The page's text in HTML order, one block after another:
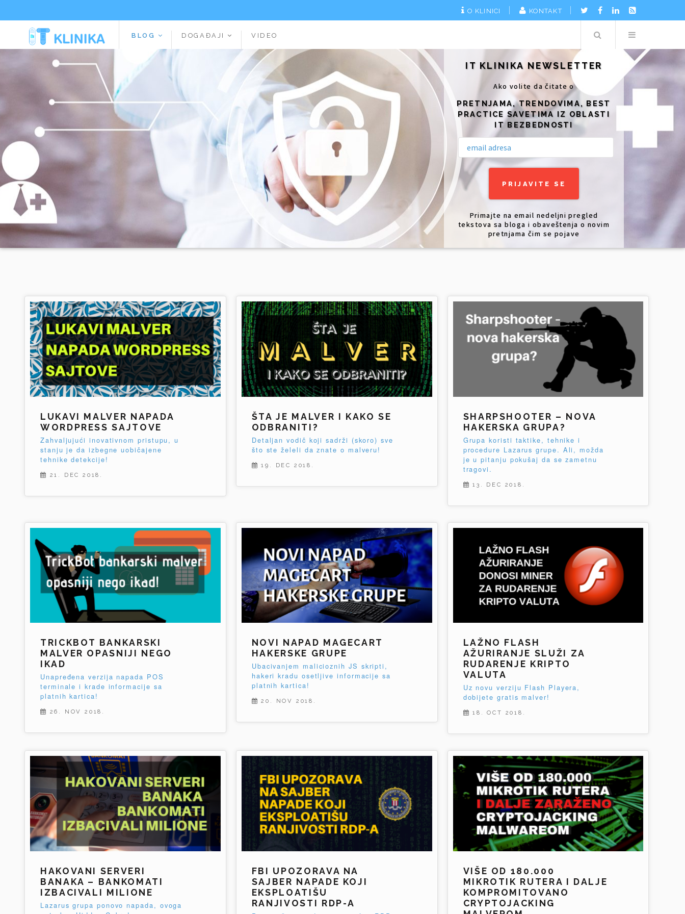
Additionally, paste this code immediately after the opening tag:
O KLINICI KONTAKT
BLOG DOGAĐAJI VIDEO Search
IT KLINIKA NEWSLETTER
Ako volite da čitate o
PRETNJAMA, TRENDOVIMA, BEST
PRACTICE SAVETIMA IZ OBLASTI
IT BEZBEDNOSTI
Primajte na email nedeljni pregled
tekstova sa bloga i obaveštenja o novim
pretnjama čim se pojave
LUKAVI MALVER NAPADA
WORDPRESS SAJTOVE
Zahvaljujući inovativnom pristupu, u
stanju je da izbegne uobičajene
tehnike detekcije!
21. DEC 2018.
ŠTA JE MALVER I KAKO SE
ODBRANITI?
Detaljan vodič koji sadrži (skoro) sve
što ste želeli da znate o malveru!
19. DEC 2018.
SHARPSHOOTER – NOVA
HAKERSKA GRUPA?
Grupa koristi taktike, tehnike i
procedure Lazarus grupe. Ali, možda
je u pitanju pokušaj da se zametnu
tragovi.
13. DEC 2018.
TRICKBOT BANKARSKI
MALVER OPASNIJI NEGO
IKAD
Unapređena verzija napada POS
terminale i krade informacije sa
platnih kartica!
26. NOV 2018.
NOVI NAPAD MAGECART
HAKERSKE GRUPE
Ubacivanjem malicioznih JS skripti,
hakeri kradu osetljive informacije sa
platnih kartica!
20. NOV 2018.
LAŽNO FLASH
AŽURIRANJE SLUŽI ZA
RUDARENJE KRIPTO
VALUTA
Uz novu verziju Flash Playera,
dobijete gratis malver!
18. OCT 2018.
HAKOVANI SERVERI
BANAKA – BANKOMATI
IZBACIVALI MILIONE
Lazarus grupa ponovo napada, ovoga
FBI UPOZORAVA NA
SAJBER NAPADE KOJI
EKSPLOATIŠU
RANJIVOSTI RDP-A
VIŠE OD 180.000
MIKROTIK RUTERA I DALJE
KOMPROMITOVANO
CRYPTOJACKING